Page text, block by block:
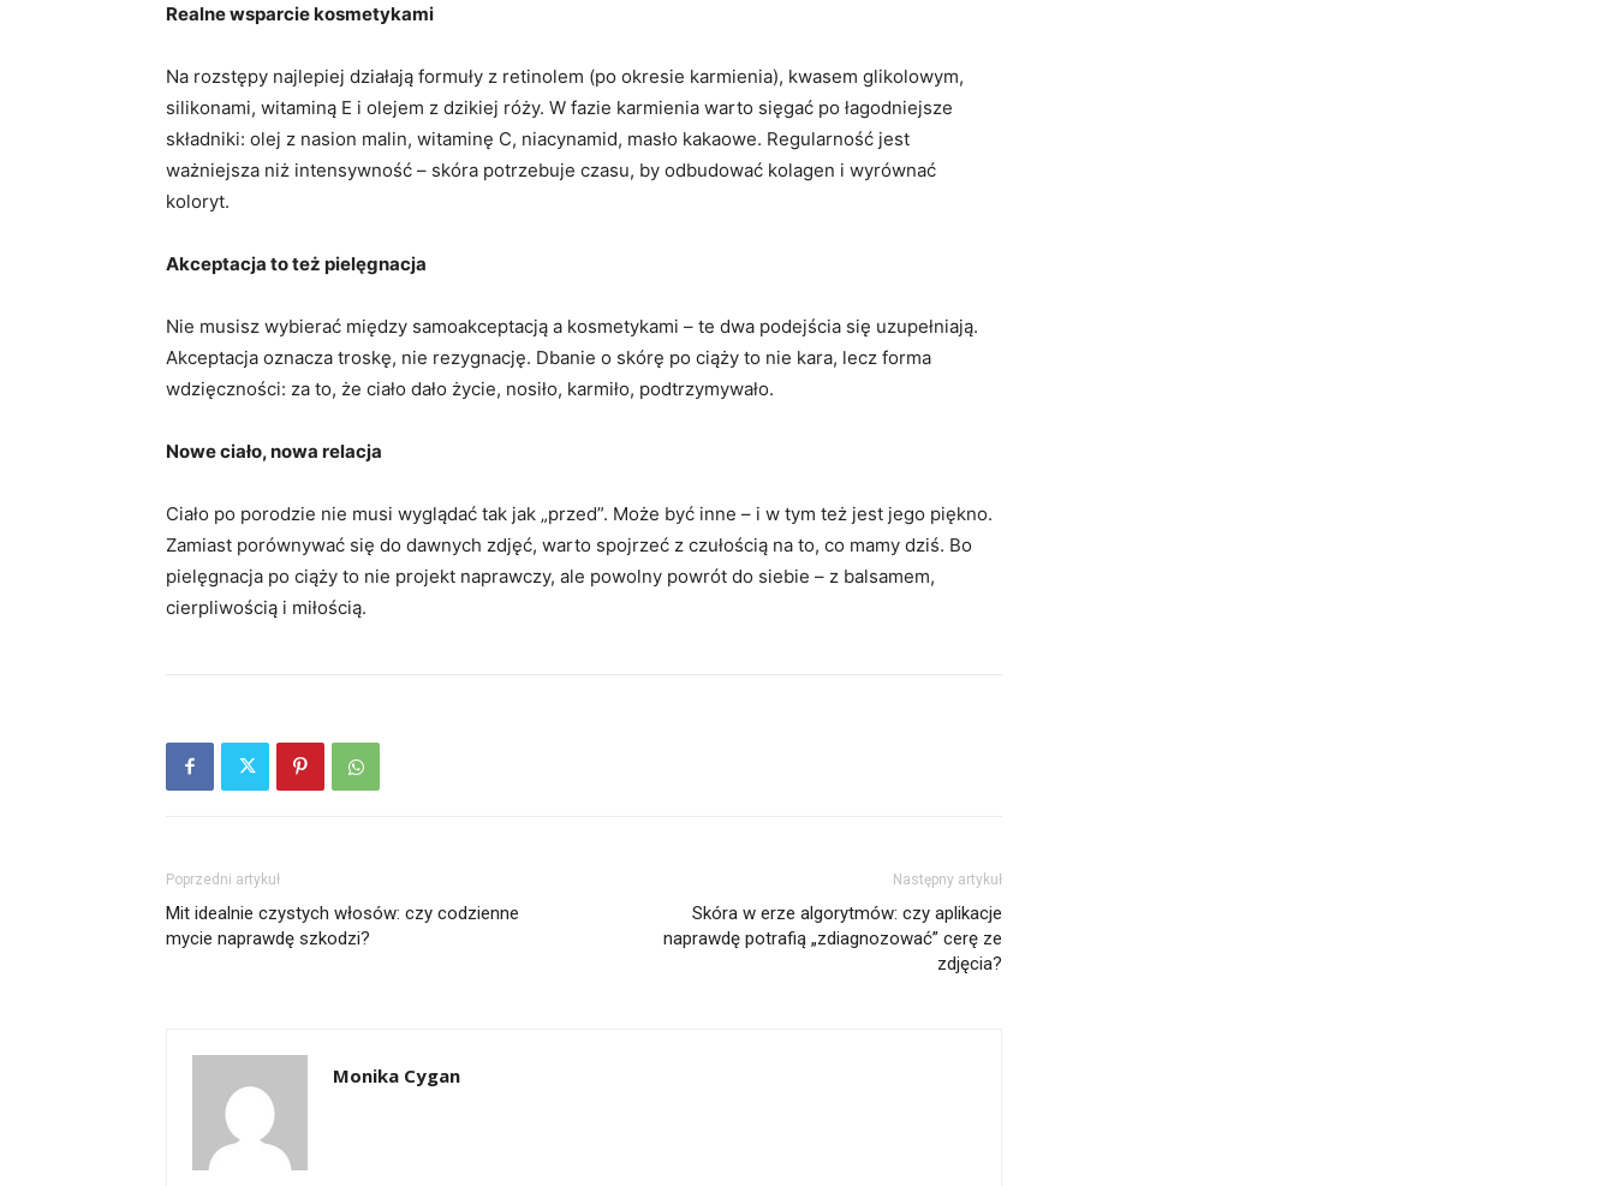
Realne wsparcie kosmetykami
Na rozstępy najlepiej działają formuły z retinolem (po okresie karmienia), kwasem glikolowym,
silikonami, witaminą E i olejem z dzikiej róży. W fazie karmienia warto sięgać po łagodniejsze
składniki: olej z nasion malin, witaminę C, niacynamid, masło kakaowe. Regularność jest
ważniejsza niż intensywność – skóra potrzebuje czasu, by odbudować kolagen i wyrównać
koloryt.
Akceptacja to też pielęgnacja
Nie musisz wybierać między samoakceptacją a kosmetykami – te dwa podejścia się uzupełniają.
Akceptacja oznacza troskę, nie rezygnację. Dbanie o skórę po ciąży to nie kara, lecz forma
wdzięczności: za to, że ciało dało życie, nosiło, karmiło, podtrzymywało.
Nowe ciało, nowa relacja
Ciało po porodzie nie musi wyglądać tak jak „przed”. Może być inne – i w tym też jest jego piękno.
Zamiast porównywać się do dawnych zdjęć, warto spojrzeć z czułością na to, co mamy dziś. Bo
pielęgnacja po ciąży to nie projekt naprawczy, ale powolny powrót do siebie – z balsamem,
cierpliwością i miłością.
Poprzedni artykuł
Mit idealnie czystych włosów: czy codzienne
mycie naprawdę szkodzi?
Następny artykuł
Skóra w erze algorytmów: czy aplikacje
naprawdę potrafią „zdiagnozować” cerę ze
zdjęcia?
Monika Cygan